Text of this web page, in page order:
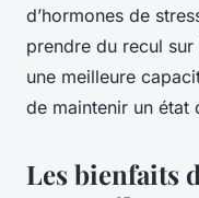
d’hormones de
prendre du recul
une meilleure
de maintenir un état
Les bienfaits